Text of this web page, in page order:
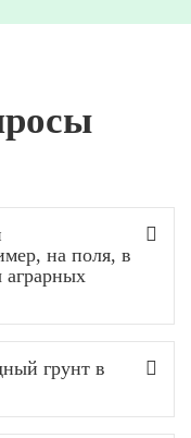
на поля, в
аграрных
грунт в